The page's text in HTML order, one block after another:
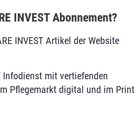
INVEST Abonnement?
INVEST Artikel der Website
Infodienst mit vertiefenden
Pflegemarkt digital und im Print